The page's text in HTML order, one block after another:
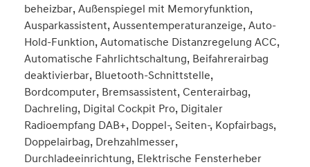
beheizbar, Außenspiegel mit Memoryfunktion,
Ausparkassistent, Aussentemperaturanzeige, Auto-
Hold-Funktion, Automatische Distanzregelung ACC,
Automatische Fahrlichtschaltung, Beifahrerairbag
deaktivierbar, Bluetooth-Schnittstelle,
Bordcomputer, Bremsassistent, Centerairbag,
Dachreling, Digital Cockpit Pro, Digitaler
Radioempfang DAB+, Doppel-, Seiten-, Kopfairbags,
Doppelairbag, Drehzahlmesser,
Durchladeeinrichtung, Elektrische Fensterheber